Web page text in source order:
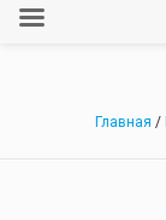
Главная /